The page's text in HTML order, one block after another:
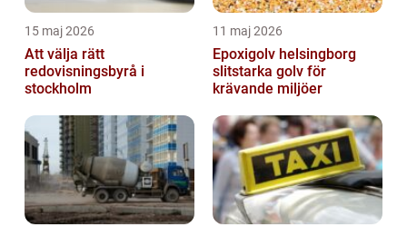
15 maj 2026
Att välja rätt
redovisningsbyrå i
stockholm
11 maj 2026
Epoxigolv helsingborg
slitstarka golv för
krävande miljöer